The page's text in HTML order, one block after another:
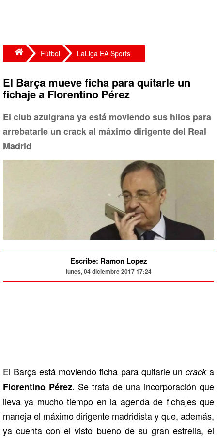
Fútbol LaLiga EA Sports
El Barça mueve ficha para quitarle un
fichaje a Florentino Pérez
El club azulgrana ya está moviendo sus hilos para
arrebatarle un crack al máximo dirigente del Real
Madrid
Escribe: Ramon Lopez
lunes, 04 diciembre 2017 17:24
El Barça está moviendo ficha para quitarle un cracka
Florentino Pérez. Se trata de una incorporación que
lleva ya mucho tiempo en la agenda de fichajes que
maneja el máximo dirigente madridista y que, además,
ya cuenta con el visto bueno de su gran estrella, el